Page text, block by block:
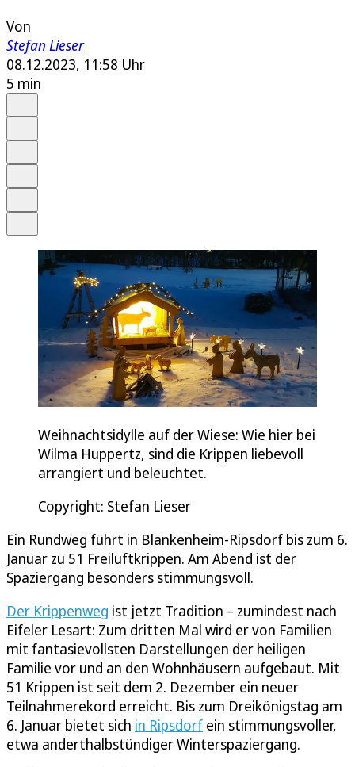
Von
Stefan Lieser
08.12.2023, 11:58 Uhr
5 min
Weihnachtsidylle auf der Wiese: Wie hier bei
Wilma Huppertz, sind die Krippen liebevoll
arrangiert und beleuchtet.
Copyright: Stefan Lieser
Ein Rundweg führt in Blankenheim-Ripsdorf bis zum 6.
Januar zu 51 Freiluftkrippen. Am Abend ist der
Spaziergang besonders stimmungsvoll.
Der Krippenweg ist jetzt Tradition – zumindest nach
Eifeler Lesart: Zum dritten Mal wird er von Familien
mit fantasievollsten Darstellungen der heiligen
Familie vor und an den Wohnhäusern aufgebaut. Mit
51 Krippen ist seit dem 2. Dezember ein neuer
Teilnahmerekord erreicht. Bis zum Dreikönigstag am
6. Januar bietet sich in Ripsdorf ein stimmungsvoller,
etwa anderthalbstündiger Winterspaziergang.